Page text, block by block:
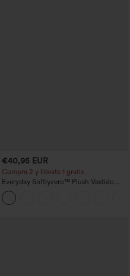
€40,95 EUR
Compra 2 y llévate 1 gratis
Everyday Softlyzero™ Plush Vestido
deportivo sin espalda 2 en 1
acampanado -Wannabe -Easy Peezy